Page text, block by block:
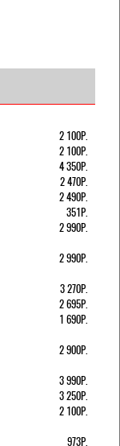
2 100Р.
2 100Р.
4 350Р.
2 470Р.
2 490Р.
351Р.
2 990Р.
2 990Р.
3 270Р.
2 695Р.
1 690Р.
2 900Р.
3 990Р.
3 250Р.
2 100Р.
973Р.